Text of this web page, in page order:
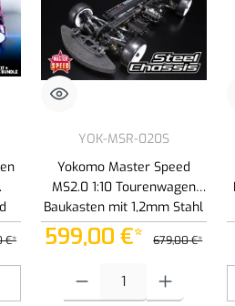
oder zu reduzieren.
€*
YOK-MSR-020S
Yokomo Master Speed
MS2.0 1:10 Tourenwagen
Baukasten mit 1,2mm Stahl
Chassis
599,00 €* 679,00 €*
Produkt Anzahl: Gib den